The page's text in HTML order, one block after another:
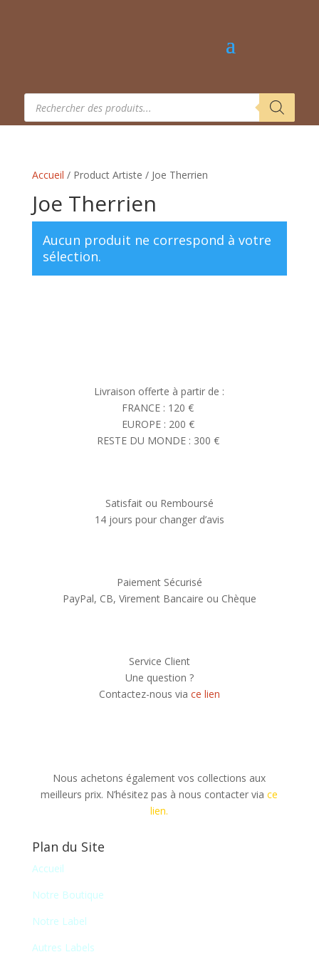
Recherche
produits
Accueil / Product Artiste / Joe Therrien
Joe Therrien
Aucun produit ne correspond à votre
sélection.
Livraison offerte à partir de :
FRANCE : 120 €
EUROPE : 200 €
RESTE DU MONDE : 300 €
Satisfait ou Remboursé
14 jours pour changer d’avis
Paiement Sécurisé
PayPal, CB, Virement Bancaire ou Chèque
Service Client
Une question ?
Contactez-nous via ce lien
Nous achetons également vos collections aux
meilleurs prix. N’hésitez pas à nous contacter viace
lien.
Plan du Site
Accueil
Notre Boutique
Notre Label
Autres Labels